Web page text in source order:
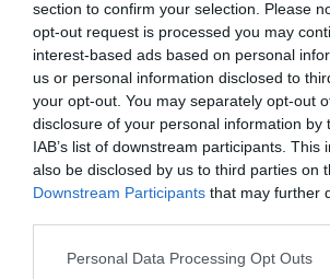
section to confirm your selection. Please
opt-out request is processed you may
interest-based ads based on personal
us or personal information disclosed to
your opt-out. You may separately opt-out
disclosure of your personal information by
IAB’s list of downstream participants. This
also be disclosed by us to third parties on
Downstream Participants that may further
Please note that this website/app uses
Personal Data Processing Opt Outs
Στον τελικό του
πρωταθλήματος ο
Ο Αρσένης Κουλούρης πραγματοποίησε
εμφάνιση στον προκριματικό του
πρωτάθλημα Κ20 του Όρεγκον.